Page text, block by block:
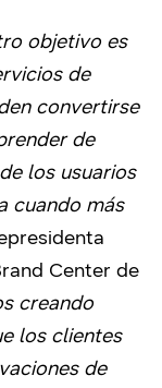
objetivo es
de
convertirse
de
los usuarios
cuando más
Center de
creando
los clientes
de